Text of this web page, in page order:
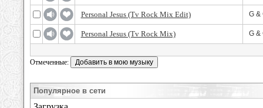
Personal Jesus (Tv Rock Mix Edit) G &
Personal Jesus (Tv Rock Mix) G &
Отмеченные:
Популярное в сети